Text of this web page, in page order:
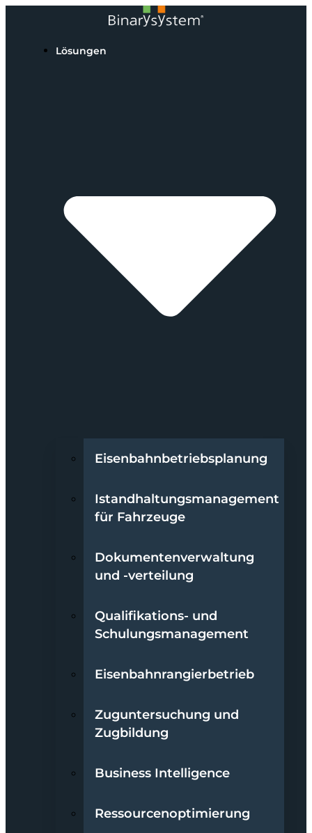
Lösungen
Eisenbahnbetriebsplanung
Istandhaltungsmanagement
für Fahrzeuge
Dokumentenverwaltung
und -verteilung
Qualifikations- und
Schulungsmanagement
Eisenbahnrangierbetrieb
Zuguntersuchung und
Zugbildung
Business Intelligence
Ressourcenoptimierung